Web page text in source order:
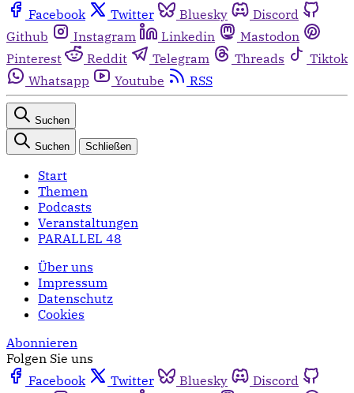
Facebook Twitter Bluesky
Discord
Github
Instagram Linkedin
Mastodon
Pinterest
Reddit Telegram Threads
Tiktok
Whatsapp
Youtube RSS
Suchen
Suchen Schließen
Start
Themen
Podcasts
Veranstaltungen
PARALLEL 48
Über uns
Impressum
Datenschutz
Cookies
Abonnieren
Folgen Sie uns
Facebook
Twitter Bluesky
Discord